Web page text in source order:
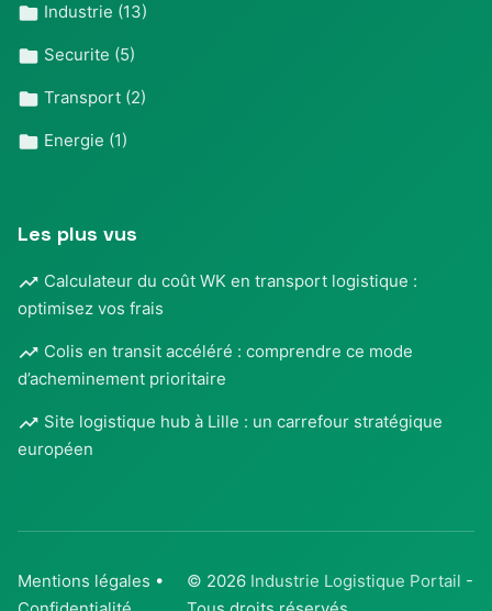
Industrie (13)
Securite (5)
Transport (2)
Energie (1)
Les plus vus
Calculateur du coût WK en transport logistique :
optimisez vos frais
Colis en transit accéléré : comprendre ce mode
d’acheminement prioritaire
Site logistique hub à Lille : un carrefour stratégique
européen
Mentions légales •
© 2026 Industrie Logistique Portail -